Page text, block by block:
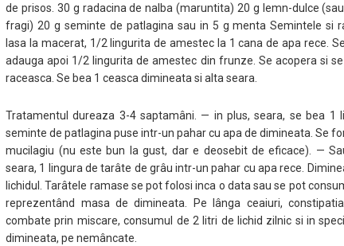
de prisos. 30 g radacina de nalba (maruntita) 20 g lemn-dulce
fragi) 20 g seminte de patlagina sau in 5 g menta Semintele si
lasa la macerat, 1/2 lingurita de amestec la 1 cana de apa rece.
adauga apoi 1/2 lingurita de amestec din frunze. Se acopera si
raceasca. Se bea 1 ceasca dimineata si alta seara.
Tratamentul dureaza 3-4 saptamâni. — in plus, seara, se bea 1
seminte de patlagina puse intr-un pahar cu apa de dimineata. Se
mucilagiu (nu este bun la gust, dar e deosebit de eficace). —
seara, 1 lingura de tarâte de grâu intr-un pahar cu apa rece.
lichidul. Tarâtele ramase se pot folosi inca o data sau se pot
reprezentând masa de dimineata. Pe lânga ceaiuri,
combate prin miscare, consumul de 2 litri de lichid zilnic si in
dimineata, pe nemâncate.